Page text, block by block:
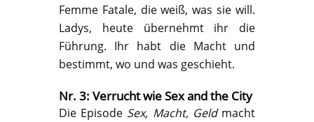
Femme Fatale, die weiß, was sie will.
Ladys, heute übernehmt ihr die
Führung. Ihr habt die Macht und
bestimmt, wo und was geschieht.
Nr. 3: Verrucht wie Sex and the City
Die Episode Sex, Macht, Geldmacht